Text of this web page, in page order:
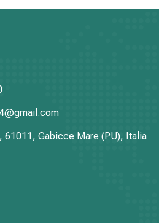
61011, Gabicce Mare (PU), Italia